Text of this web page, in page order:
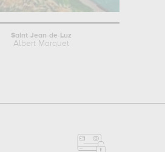
Saint-Jean-de-Luz
Albert Marquet